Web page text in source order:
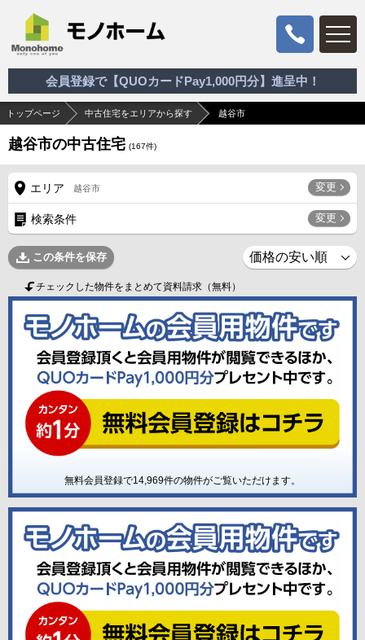
会員登録で【QUOカードPay1,000円分】進呈中！
トップページ 中古住宅をエリアから探す 越谷市
越谷市の中古住宅 (167件)
エリア 越谷市 変更
検索条件 変更
この条件を保存
チェックした物件をまとめて資料請求（無料）
無料会員登録で14,969件の物件がご覧いただけます。